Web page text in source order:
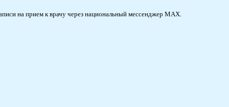
на прием к врачу через национальный мессенджер МАХ.